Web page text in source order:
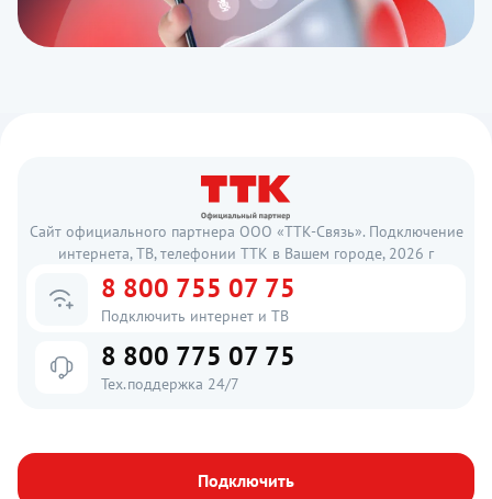
Сайт официального партнера ООО «ТТК-Связь». Подключение
интернета, ТВ, телефонии ТТК в Вашем городе, 2026 г
8 800 755 07 75
Подключить интернет и ТВ
8 800 775 07 75
Тех.поддержка 24/7
Подключить